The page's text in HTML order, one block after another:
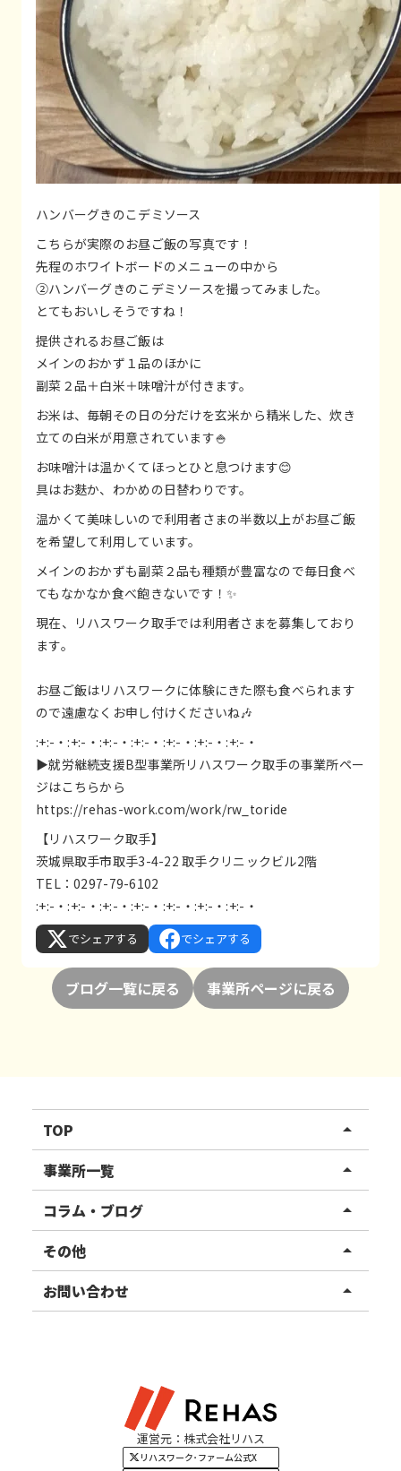
ハンバーグきのこデミソース
こちらが実際のお昼ご飯の写真です！
先程のホワイトボードのメニューの中から
②ハンバーグきのこデミソースを撮ってみました。
とてもおいしそうですね！
提供されるお昼ご飯は
メインのおかず１品のほかに
副菜２品＋白米＋味噌汁が付きます。
お米は、毎朝その日の分だけを玄米から精米した、炊き
立ての白米が用意されています🍚
お味噌汁は温かくてほっとひと息つけます😊
具はお麩か、わかめの日替わりです。
温かくて美味しいので利用者さまの半数以上がお昼ご飯
を希望して利用しています。
メインのおかずも副菜２品も種類が豊富なので毎日食べ
てもなかなか食べ飽きないです！✨
現在、リハスワーク取手では利用者さまを募集しており
ます。
お昼ご飯はリハスワークに体験にきた際も食べられます
ので遠慮なくお申し付けくださいね🎶
:+:-・:+:-・:+:-・:+:-・:+:-・:+:-・:+:-・
▶就労継続支援B型事業所リハスワーク取手の事業所ペー
ジはこちらから
https://rehas-work.com/work/rw_toride
【リハスワーク取手】
茨城県取手市取手3-4-22 取手クリニックビル2階
TEL：0297-79-6102
:+:-・:+:-・:+:-・:+:-・:+:-・:+:-・:+:-・
でシェアする でシェアする
ブログ一覧に戻る 事業所ページに戻る
TOP arrow_drop_up
リハスワーク
リハスファーム
事業所一覧 arrow_drop_up
関東エリア
東北エリア
甲信越エリア
四国・九州エリア
コラム・ブログ arrow_drop_up
事業所ブログ
ご利用者様の声
その他 arrow_drop_up
お知らせ
お問い合わせ arrow_drop_up
運営元：株式会社リハス
リハスワーク･ファーム公式X